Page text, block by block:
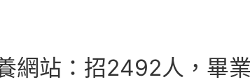
網站：招2492人，畢